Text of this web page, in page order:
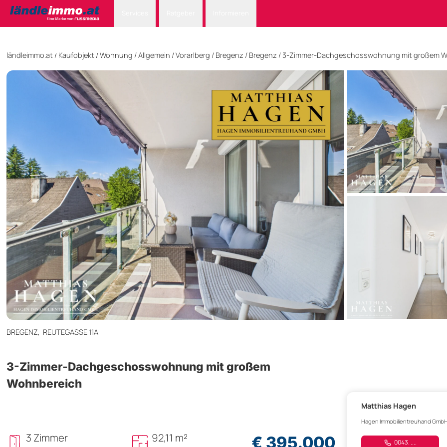
ländleimmo.at / Kaufobjekt / Wohnung /Allgemein /Vorarlberg / Bregenz / Bregenz /3-Zimmer-Dachgeschosswohnung mit großem
BREGENZ, REUTEGASSE 11A
3-Zimmer-Dachgeschosswohnung mit großem
Wohnbereich
3 Zimmer 92,11 m² € 395.000
Matthias Hagen
Hagen Immobilientreuhand
0043. ....